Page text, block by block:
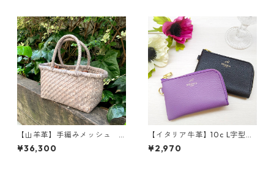
【山羊革】手編みメッシュ
シンプルトートバッグ Sサイズ
<5色展開> 軽い 本革 高級
¥36,300
【イタリア牛革】10c L字型ミ
ニポーチ<新色追加☆> 本
革 牛革 ポーチ カードケ
¥2,970